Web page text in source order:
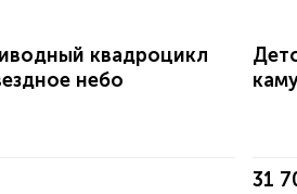
квадроцикл
небо
31